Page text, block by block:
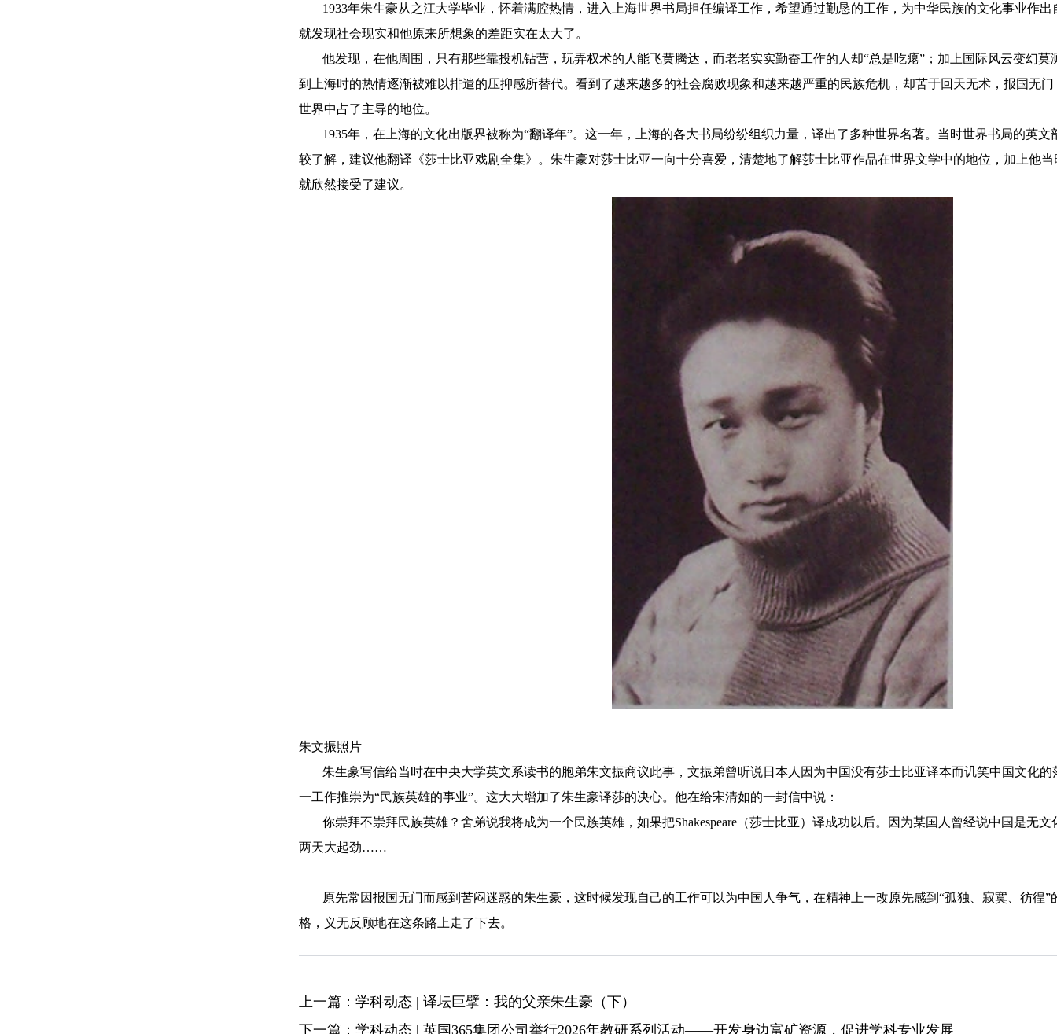
1933年朱生豪从之江大学毕业，怀着满腔热情，进入上海世界书局担任编译工作，希望通过勤恳的工作，为中华民族的文化事业作
就发现社会现实和他原来所想象的差距实在太大了。
他发现，在他周围，只有那些靠投机钻营，玩弄权术的人能飞黄腾达，而老老实实勤奋工作的人却“总是吃瘪”；加上国际风云变幻
到上海时的热情逐渐被难以排遣的压抑感所替代。看到了越来越多的社会腐败现象和越来越严重的民族危机，却苦于回天无术，报国无
世界中占了主导的地位。
1935年，在上海的文化出版界被称为“翻译年”。这一年，上海的各大书局纷纷组织力量，译出了多种世界名著。当时世界书局的英
较了解，建议他翻译《莎士比亚戏剧全集》。朱生豪对莎士比亚一向十分喜爱，清楚地了解莎士比亚作品在世界文学中的地位，加上他
就欣然接受了建议。
朱文振照片
朱生豪写信给当时在中央大学英文系读书的胞弟朱文振商议此事，文振弟曾听说日本人因为中国没有莎士比亚译本而讥笑中国文化
一工作推崇为“民族英雄的事业”。这大大增加了朱生豪译莎的决心。他在给宋清如的一封信中说：
你崇拜不崇拜民族英雄？舍弟说我将成为一个民族英雄，如果把Shakespeare（莎士比亚）译成功以后。因为某国人曾经说中国是无
两天大起劲……
原先常因报国无门而感到苦闷迷惑的朱生豪，这时候发现自己的工作可以为中国人争气，在精神上一改原先感到“孤独、寂寞、彷徨
格，义无反顾地在这条路上走了下去。
上一篇： 学科动态 | 译坛巨擘：我的父亲朱生豪（下）
下一篇： 学科动态 | ​英国365集团公司举行2026年教研系列活动——开发身边富矿资源，促进学科专业发展